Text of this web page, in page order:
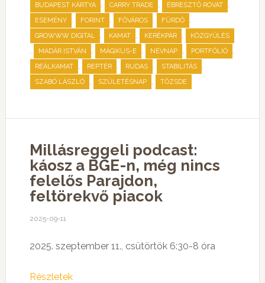
BUDAPEST KÁRTYA , CARRY TRADE , ÉBRESZTŐ ROVAT ,
ESEMÉNY , FORINT , FŐVÁROS , FÜRDŐ ,
GROWWW DIGITAL , KAMAT , KERÉKPÁR , KÖZGYŰLÉS
, MADÁR ISTVÁN , MÁGIKUS-E , NÉVNAP , PORTFÓLIÓ ,
REÁLKAMAT , REPTÉR , RUDAS , STABILITÁS ,
SZABÓ LÁSZLÓ , SZÜLETÉSNAP , TŐZSDE
Millásreggeli podcast:
káosz a BGE-n, még nincs
felelős Parajdon,
feltörekvő piacok
2025-09-11
2025. szeptember 11., csütörtök 6:30-8 óra
Részletek